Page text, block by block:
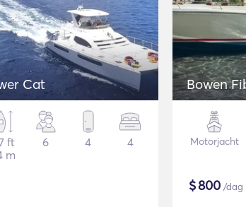
Cat
ft
m
6 4 4
Bowen
Motorjacht
$800 /dag